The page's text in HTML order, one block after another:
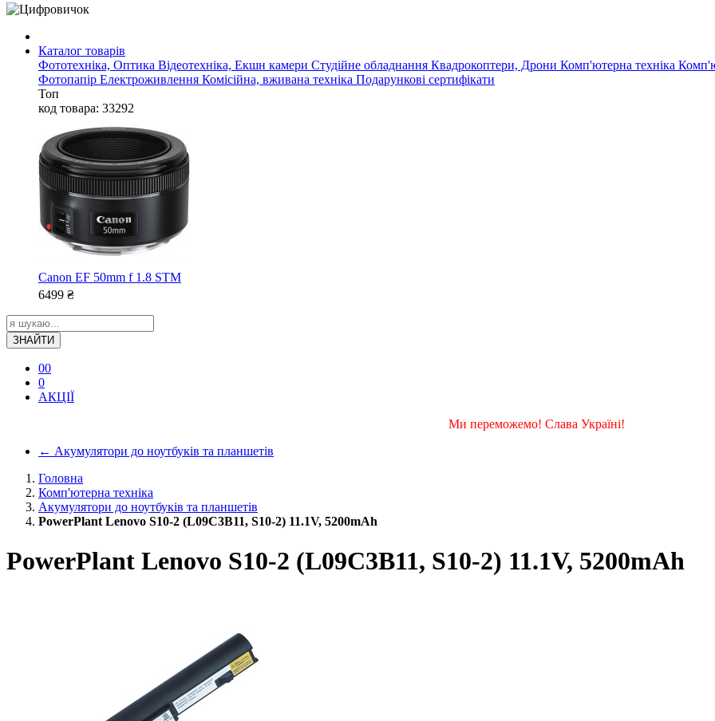
Каталог товарів
Фототехніка, Оптика Відеотехніка, Екшн камери Студійне обладнання Квадрокоптери, Дрони Комп'ютерна техніка
Фотопапір Електроживлення Комісійна, вживана техніка Подарункові сертифікати
Топ
код товара: 33292
Canon EF 50mm f 1.8 STM
6499 ₴
ЗНАЙТИ
00
0
АКЦІЇ
Ми переможемо! Слава Україні!
← Акумулятори до ноутбуків та планшетів
Головна
Комп'ютерна техніка
Акумулятори до ноутбуків та планшетів
PowerPlant Lenovo S10-2 (L09C3B11, S10-2) 11.1V, 5200mAh
PowerPlant Lenovo S10-2 (L09C3B11, S10-2) 11.1V, 5200mAh